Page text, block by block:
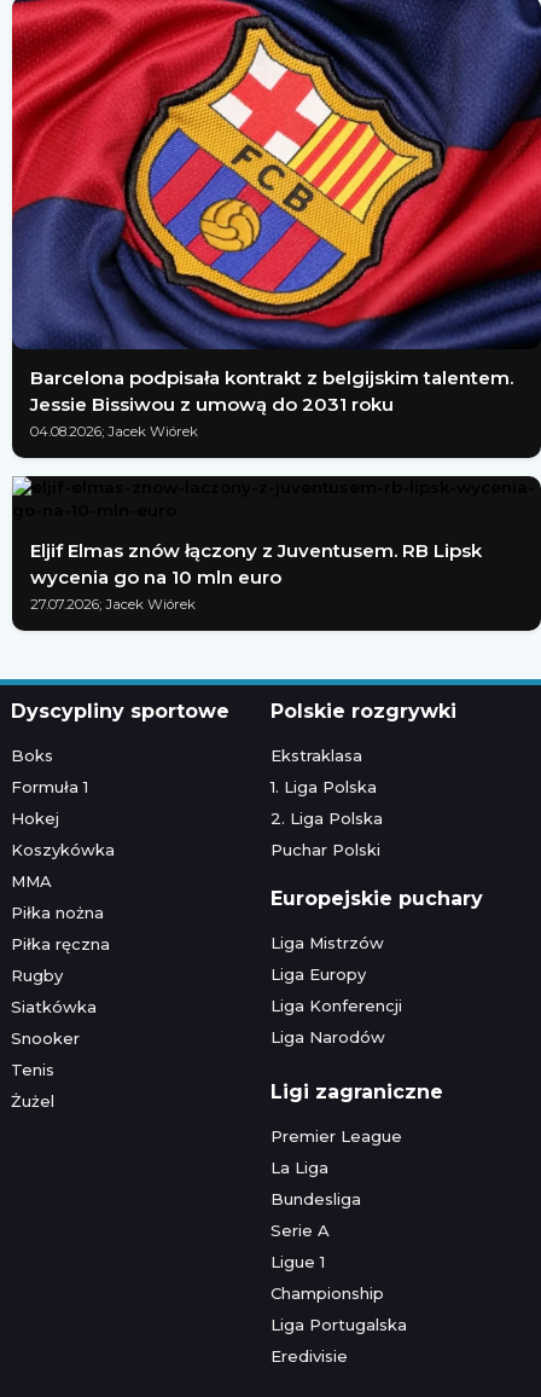
Barcelona podpisała kontrakt z belgijskim talentem.
Jessie Bissiwou z umową do 2031 roku
04.08.2026; Jacek Wiórek
Eljif Elmas znów łączony z Juventusem. RB Lipsk
wycenia go na 10 mln euro
27.07.2026; Jacek Wiórek
Dyscypliny sportowe
Boks
Formuła 1
Hokej
Koszykówka
MMA
Piłka nożna
Piłka ręczna
Rugby
Siatkówka
Snooker
Tenis
Żużel
Polskie rozgrywki
Ekstraklasa
1. Liga Polska
2. Liga Polska
Puchar Polski
Europejskie puchary
Liga Mistrzów
Liga Europy
Liga Konferencji
Liga Narodów
Ligi zagraniczne
Premier League
La Liga
Bundesliga
Serie A
Ligue 1
Championship
Liga Portugalska
Eredivisie